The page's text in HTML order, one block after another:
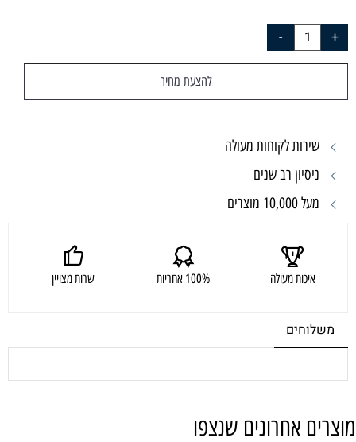
להצעת מחיר
שירות לקוחות מעולה
ניסיון רב שנים
מעל 10,000 מוצרים
איכות מעולה 100% אחריות שרות מצויין
משלוחים
מוצרים אחרונים שנצפו